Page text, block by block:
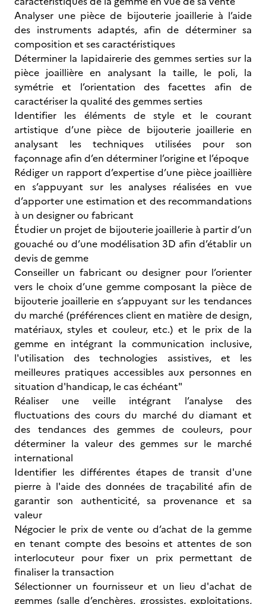
Analyser une pièce de bijouterie joaillerie à l’aide
des instruments adaptés, afin de déterminer sa
composition et ses caractéristiques
Déterminer la lapidairerie des gemmes serties sur la
pièce joaillière en analysant la taille, le poli, la
symétrie et l’orientation des facettes afin de
caractériser la qualité des gemmes serties
Identifier les éléments de style et le courant
artistique d’une pièce de bijouterie joaillerie en
analysant les techniques utilisées pour son
façonnage afin d’en déterminer l’origine et l’époque
Rédiger un rapport d’expertise d’une pièce joaillière
en s’appuyant sur les analyses réalisées en vue
d’apporter une estimation et des recommandations
à un designer ou fabricant
Étudier un projet de bijouterie joaillerie à partir d’un
gouaché ou d’une modélisation 3D afin d’établir un
devis de gemme
Conseiller un fabricant ou designer pour l’orienter
vers le choix d’une gemme composant la pièce de
bijouterie joaillerie en s’appuyant sur les tendances
du marché (préférences client en matière de design,
matériaux, styles et couleur, etc.) et le prix de la
gemme en intégrant la communication inclusive,
l'utilisation des technologies assistives, et les
meilleures pratiques accessibles aux personnes en
situation d'handicap, le cas échéant"
Réaliser une veille intégrant l’analyse des
fluctuations des cours du marché du diamant et
des tendances des gemmes de couleurs, pour
déterminer la valeur des gemmes sur le marché
international
Identifier les différentes étapes de transit d'une
pierre à l'aide des données de traçabilité afin de
garantir son authenticité, sa provenance et sa
valeur
Négocier le prix de vente ou d’achat de la gemme
en tenant compte des besoins et attentes de son
interlocuteur pour fixer un prix permettant de
finaliser la transaction
Sélectionner un fournisseur et un lieu d'achat de
gemmes (salle d’enchères, grossistes, exploitations,